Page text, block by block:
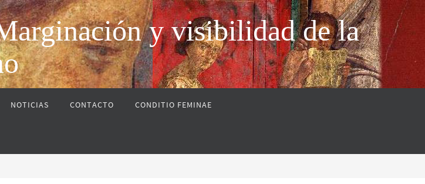
y visibilidad de la
NOTICIAS CONTACTO CONDITIO FEMINAE